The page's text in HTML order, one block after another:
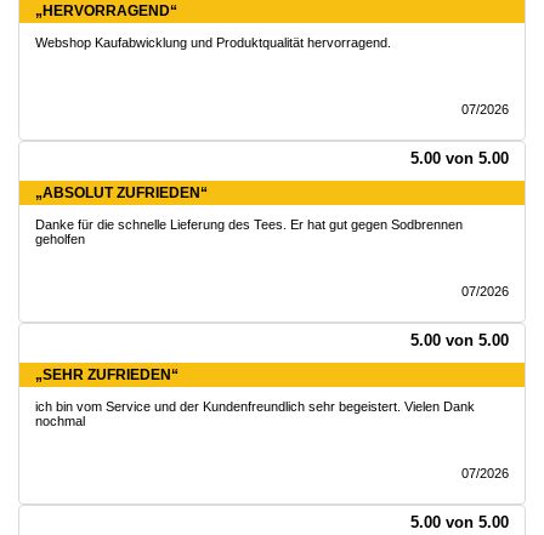
„HERVORRAGEND“
Webshop Kaufabwicklung und Produktqualität hervorragend.
07/2026
5.00 von 5.00
„ABSOLUT ZUFRIEDEN“
Danke für die schnelle Lieferung des Tees. Er hat gut gegen Sodbrennen
geholfen
07/2026
5.00 von 5.00
„SEHR ZUFRIEDEN“
ich bin vom Service und der Kundenfreundlich sehr begeistert. Vielen Dank
nochmal
07/2026
5.00 von 5.00